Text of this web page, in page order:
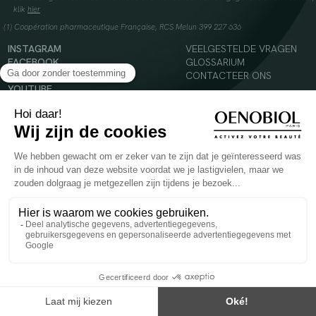
klik hier
(1) Coopération pharmaceutique Française, RCS Melun 399 227 636
INSTAGRAM
FACEBOOK
TIKTOK
YOUTUBE
VEELGESTELDE VRAGEN
GLOSSARIUM
CONTACTEER ONS
Voedingssupplement dat moet worden geconsumeerd als onderdeel van een gevarieerde,
evenwichtige voeding en een gezonde levensstijl. Aanbevolen dagelijkse dosis niet
overschrijden. Enkel voor volwassenen, buiten het bereik van kinderen houden.